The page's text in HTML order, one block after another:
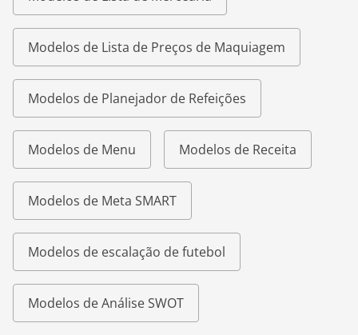
Modelos de Lista de Preços de Maquiagem
Modelos de Planejador de Refeições
Modelos de Menu Modelos de Receita
Modelos de Meta SMART
Modelos de escalação de futebol
Modelos de Análise SWOT